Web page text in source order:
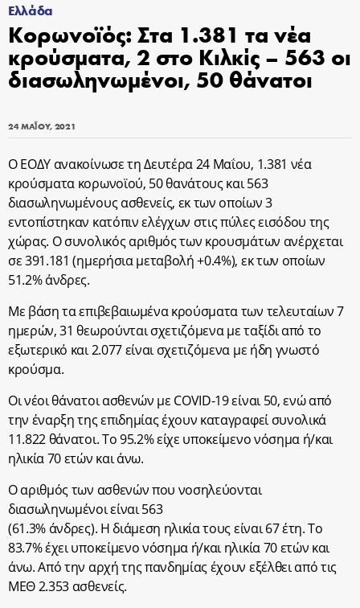
Ελλάδα
Κορωνοϊός: Στα 1.381 τα νέα
κρούσματα, 2 στο Κιλκίς – 563 οι
διασωληνωμένοι, 50 θάνατοι
24 ΜΑΪ́ΟΥ, 2021
Ο ΕΟΔΥ ανακοίνωσε τη Δευτέρα 24 Μαΐου, 1.381 νέα
κρούσματα κορωνοϊού, 50 θανάτους και 563
διασωληνωμένους ασθενείς, εκ των οποίων 3
εντοπίστηκαν κατόπιν ελέγχων στις πύλες εισόδου της
χώρας. Ο συνολικός αριθμός των κρουσμάτων ανέρχεται
σε 391.181 (ημερήσια μεταβολή +0.4%), εκ των οποίων
51.2% άνδρες.
Με βάση τα επιβεβαιωμένα κρούσματα των τελευταίων 7
ημερών, 31 θεωρούνται σχετιζόμενα με ταξίδι από το
εξωτερικό και 2.077 είναι σχετιζόμενα με ήδη γνωστό
κρούσμα.
Οι νέοι θάνατοι ασθενών με COVID-19 είναι 50, ενώ από
την έναρξη της επιδημίας έχουν καταγραφεί συνολικά
11.822 θάνατοι. Το 95.2% είχε υποκείμενο νόσημα ή/και
ηλικία 70 ετών και άνω.
Ο αριθμός των ασθενών που νοσηλεύονται
διασωληνωμένοι είναι 563
(61.3% άνδρες). Η διάμεση ηλικία τους είναι 67 έτη. To
83.7% έχει υποκείμενο νόσημα ή/και ηλικία 70 ετών και
άνω. Από την αρχή της πανδημίας έχουν εξέλθει από τις
ΜΕΘ 2.353 ασθενείς.